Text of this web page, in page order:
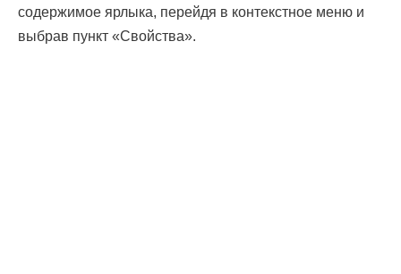
содержимое ярлыка, перейдя в контекстное меню и
выбрав пункт «Свойства».